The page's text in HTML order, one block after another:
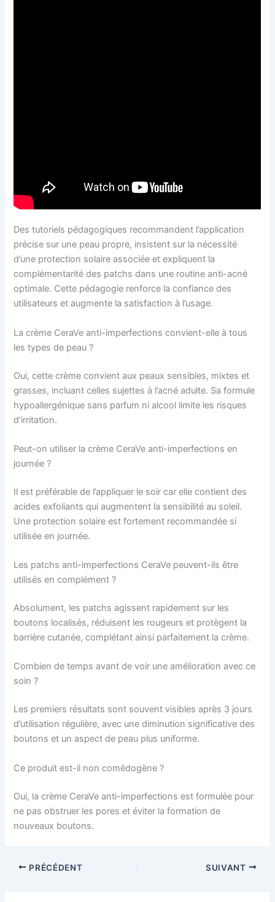
Des tutoriels pédagogiques recommandent l’application
précise sur une peau propre, insistent sur la nécessité
d’une protection solaire associée et expliquent la
complémentarité des patchs dans une routine anti-acné
optimale. Cette pédagogie renforce la confiance des
utilisateurs et augmente la satisfaction à l’usage.
La crème CeraVe anti-imperfections convient-elle à tous
les types de peau ?
Oui, cette crème convient aux peaux sensibles, mixtes et
grasses, incluant celles sujettes à l’acné adulte. Sa formule
hypoallergénique sans parfum ni alcool limite les risques
d’irritation.
Peut-on utiliser la crème CeraVe anti-imperfections en
journée ?
Il est préférable de l’appliquer le soir car elle contient des
acides exfoliants qui augmentent la sensibilité au soleil.
Une protection solaire est fortement recommandée si
utilisée en journée.
Les patchs anti-imperfections CeraVe peuvent-ils être
utilisés en complément ?
Absolument, les patchs agissent rapidement sur les
boutons localisés, réduisent les rougeurs et protègent la
barrière cutanée, complétant ainsi parfaitement la crème.
Combien de temps avant de voir une amélioration avec ce
soin ?
Les premiers résultats sont souvent visibles après 3 jours
d’utilisation régulière, avec une diminution significative des
boutons et un aspect de peau plus uniforme.
Ce produit est-il non comédogène ?
Oui, la crème CeraVe anti-imperfections est formulée pour
ne pas obstruer les pores et éviter la formation de
nouveaux boutons.
PRÉCÉDENT SUIVANT